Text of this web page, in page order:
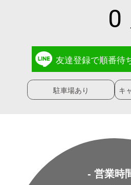
駐車場あり キ
友達登録で順番待
- 営業時